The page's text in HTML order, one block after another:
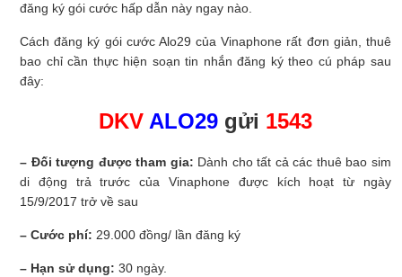
đăng ký gói cước hấp dẫn này ngay nào.
Cách đăng ký gói cước Alo29 của Vinaphone rất đơn giản, thuê
bao chỉ cần thực hiện soạn tin nhắn đăng ký theo cú pháp sau
đây:
DKV ALO29 gửi 1543
– Đối tượng được tham gia: Dành cho tất cả các thuê bao sim
di động trả trước của Vinaphone được kích hoạt từ ngày
15/9/2017 trở về sau
– Cước phí: 29.000 đồng/ lần đăng ký
– Hạn sử dụng: 30 ngày.